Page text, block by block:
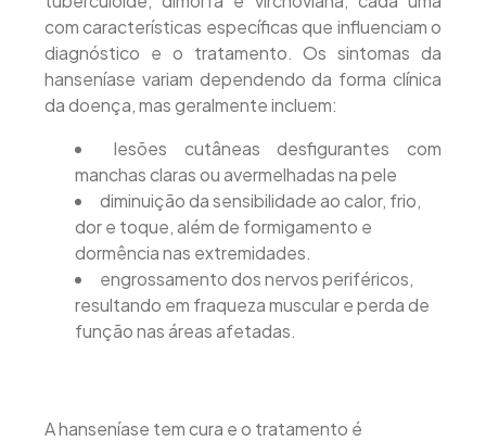
com características específicas que influenciam o
diagnóstico e o tratamento. Os sintomas da
hanseníase variam dependendo da forma clínica
da doença, mas geralmente incluem:
lesões cutâneas desfigurantes com
manchas claras ou avermelhadas na pele
diminuição da sensibilidade ao calor, frio,
dor e toque, além de formigamento e
dormência nas extremidades.
engrossamento dos nervos periféricos,
resultando em fraqueza muscular e perda de
função nas áreas afetadas.
A hanseníase tem cura e o tratamento é